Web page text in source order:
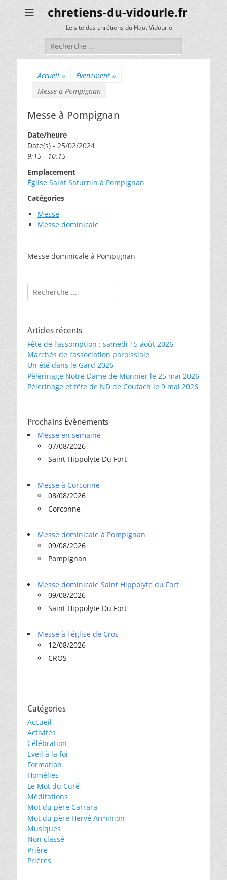
chretiens-du-vidourle.fr
Le site des chrétiens du Haut Vidourle
Rechercher :
Accueil » Évènement »
Messe à Pompignan
Messe à Pompignan
Date/heure
Date(s) - 25/02/2024
9:15 - 10:15
Emplacement
Église Saint Saturnin à Pompignan
Catégories
Messe
Messe dominicale
Messe dominicale à Pompignan
Rechercher :
Articles récents
Fête de l’assomption : samedi 15 août 2026
Marchés de l’association paroissiale
Un été dans le Gard 2026
Pèlerinage Notre Dame de Monnier le 25 mai 2026
Pèlerinage et fête de ND de Coutach le 9 mai 2026
Prochains Évènements
Messe en semaine
07/08/2026
Saint Hippolyte Du Fort
Messe à Corconne
08/08/2026
Corconne
Messe dominicale à Pompignan
09/08/2026
Pompignan
Messe dominicale Saint Hippolyte du Fort
09/08/2026
Saint Hippolyte Du Fort
Messe à l'église de Cros
12/08/2026
CROS
Catégories
Accueil
Activités
Célébration
Eveil à la foi
Formation
Homélies
Le Mot du Curé
Méditations
Mot du père Carrara
Mot du père Hervé Arminjon
Musiques
Non classé
Prière
Prières